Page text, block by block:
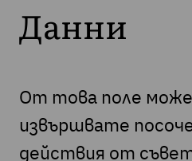
Данни
От това поле
извършвате
действия от